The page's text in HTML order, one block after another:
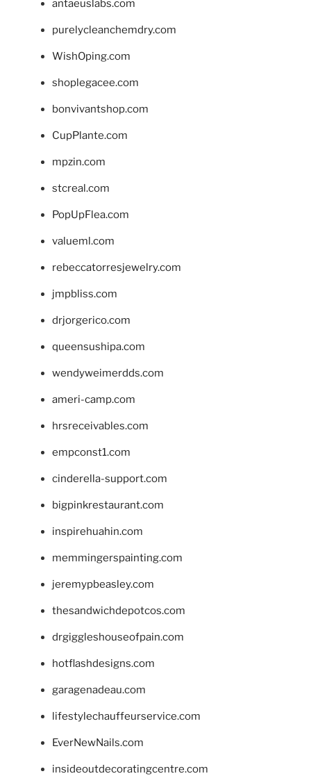
antaeuslabs.com
purelycleanchemdry.com
WishOping.com
shoplegacee.com
bonvivantshop.com
CupPlante.com
mpzin.com
stcreal.com
PopUpFlea.com
valueml.com
rebeccatorresjewelry.com
jmpbliss.com
drjorgerico.com
queensushipa.com
wendyweimerdds.com
ameri-camp.com
hrsreceivables.com
empconst1.com
cinderella-support.com
bigpinkrestaurant.com
inspirehuahin.com
memmingerspainting.com
jeremypbeasley.com
thesandwichdepotcos.com
drgiggleshouseofpain.com
hotflashdesigns.com
garagenadeau.com
lifestylechauffeurservice.com
EverNewNails.com
insideoutdecoratingcentre.com